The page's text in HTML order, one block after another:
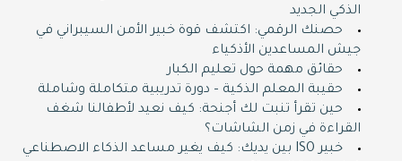
الذكي الجديد
حصنك الرقمي: اكتشف قوة خبير الأمن السيبراني في
جيش المساعدين الأذكياء
حقائق مهمة حول تعليم الكبار
حقيبة المعلم الذكية – دورة تدريبية متكاملة وشاملة
حين تقرأ تنبت لك أجنحة: كيف نعيد لأطفالنا شغف
القراءة في زمن الشاشات؟
خبير ISO بين يديك: كيف يغير مساعد الذكاء الاصطناعي